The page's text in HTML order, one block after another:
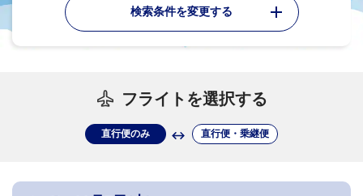
検索条件を変更する
フライトを選択する
直行便のみ 直行便・乗継便